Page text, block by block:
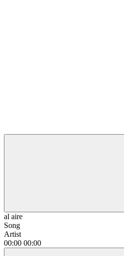
al aire
Song
Artist
00:00 00:00